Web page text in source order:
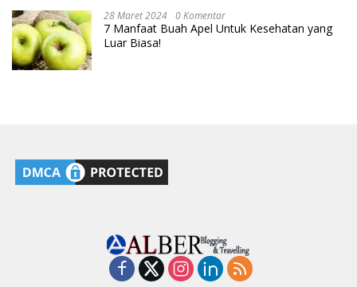
28 Maret 2024 0 Komentar
7 Manfaat Buah Apel Untuk Kesehatan yang
Luar Biasa!